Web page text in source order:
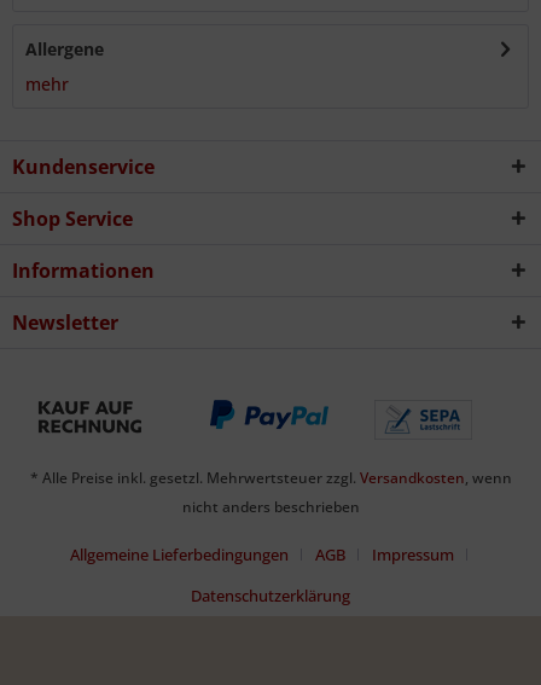
Allergene
mehr
Kundenservice
Shop Service
Informationen
Newsletter
* Alle Preise inkl. gesetzl. Mehrwertsteuer zzgl. Versandkosten, wenn
nicht anders beschrieben
Allgemeine Lieferbedingungen AGB
Impressum
Datenschutzerklärung